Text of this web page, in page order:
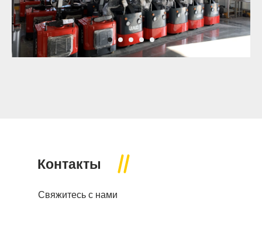
Контакты
Свяжитесь с нами